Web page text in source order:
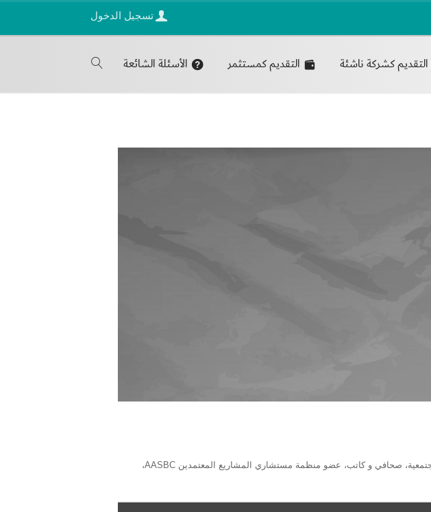
تسجيل الدخول
التقديم كشركة ناشئة التقديم كمستثمر الأسئلة الشائعة
متخصص في الإعلام و العلاقات العامة و المسؤولية المجتمعية، صحافي و كاتب، عضو منظمة مستشاري المشاريع المعتمدين AASBC،